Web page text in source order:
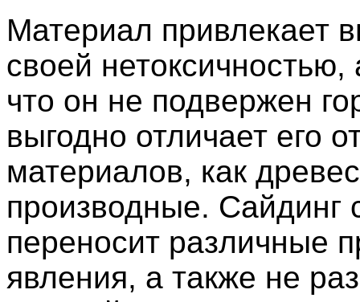
Материал привлекает
своей нетоксичностью,
что он не подвержен
выгодно отличает его
материалов, как
производные. Сайдинг
переносит различные
явления, а также не